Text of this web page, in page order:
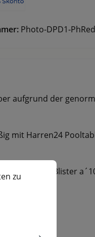
Photo-DPD1-
aufgrund der
mit Harren24
(5 Blister
können.
Mehr
zu